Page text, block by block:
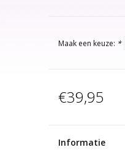
Maak een keuze: *
€39,95
Informatie